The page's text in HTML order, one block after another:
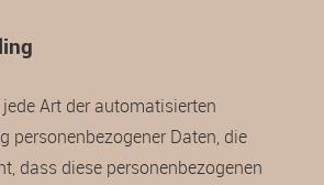
Art der automatisierten
personenbezogener Daten, die
dass diese personenbezogenen